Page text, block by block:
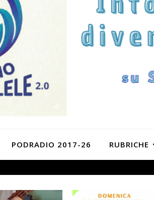
PODRADIO 2017-26 RUBRICHE